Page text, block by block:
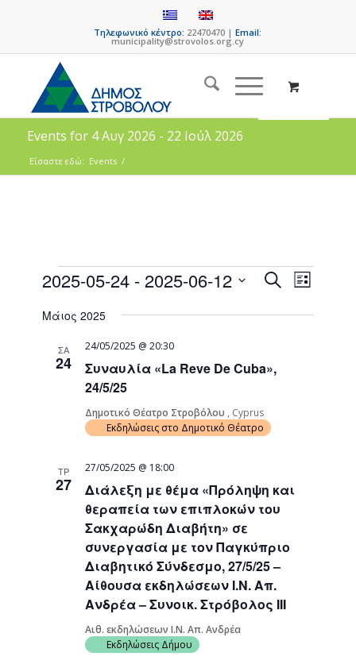
Τηλεφωνικό κέντρο: 22470470 |Email:
municipality@strovolos.org.cy
Events for 4 Αυγ 2026 - 22 Ιούλ 2026
Είσαστε εδώ: Events /
Events
SearchEvent
Views
List
2025-05-24 - 2025-06-12
date.
Μάιος 2025
ΣΑ
24
Συναυλία «La Reve De Cuba»,
24/5/25
24/05/2025 @ 20:30
Δημοτικό Θέατρο Στροβόλου , Cyprus
Εκδηλώσεις στο Δημοτικό Θέατρο
ΤΡ
27
Διάλεξη με θέμα «Πρόληψη και
θεραπεία των επιπλοκών του
Σακχαρώδη Διαβήτη» σε
συνεργασία με τον Παγκύπριο
Διαβητικό Σύνδεσμο, 27/5/25 –
Αίθουσα εκδηλώσεων Ι.Ν. Απ.
Ανδρέα – Συνοικ. Στρόβολος ΙΙΙ
27/05/2025 @ 18:00
Αιθ. εκδηλώσεων Ι.Ν. Απ. Ανδρέα
Εκδηλώσεις Δήμου